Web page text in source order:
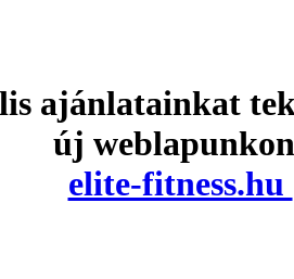
ajánlatainkat
új
elite-fitness.hu